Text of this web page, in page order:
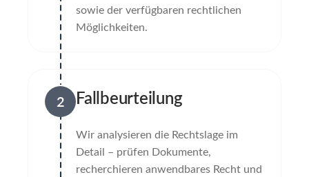
sowie der verfügbaren rechtlichen
Möglichkeiten.
2 Fallbeurteilung
Wir analysieren die Rechtslage im
Detail – prüfen Dokumente,
recherchieren anwendbares Recht und